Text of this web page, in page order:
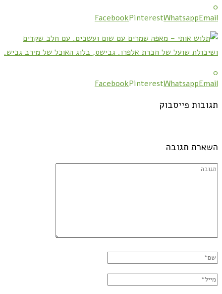
0
FacebookPinterestWhatsappEmail
0
FacebookPinterestWhatsappEmail
תגובות פייסבוק
השארת תגובה